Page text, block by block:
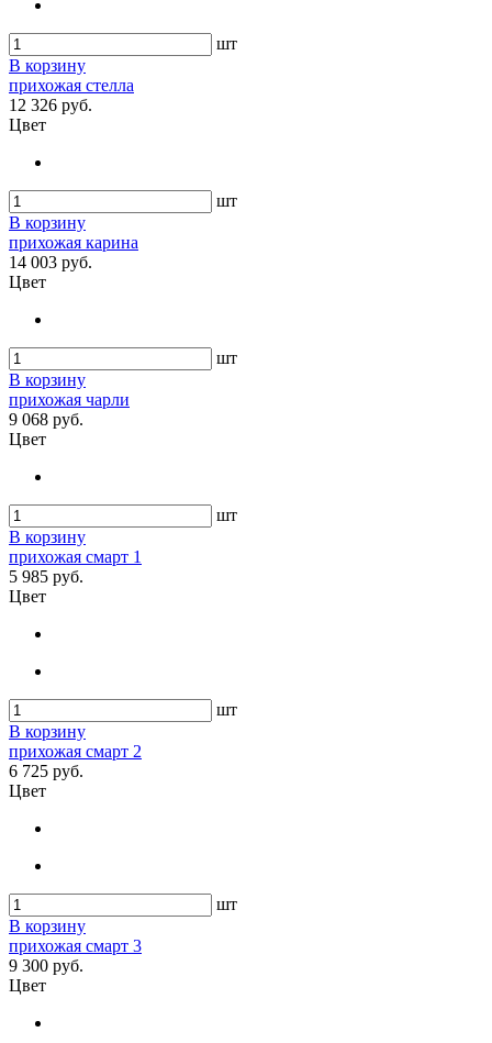
шт
В корзину
прихожая стелла
12 326 руб.
Цвет
шт
В корзину
прихожая карина
14 003 руб.
Цвет
шт
В корзину
прихожая чарли
9 068 руб.
Цвет
шт
В корзину
прихожая смарт 1
5 985 руб.
Цвет
шт
В корзину
прихожая смарт 2
6 725 руб.
Цвет
шт
В корзину
прихожая смарт 3
9 300 руб.
Цвет